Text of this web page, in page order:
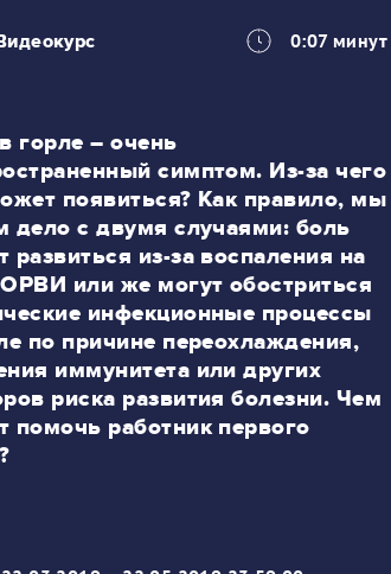
0:07 минут
горле – очень
симптом. Из-за чего
появиться? Как правило, мы
дело с двумя случаями: боль
развиться из-за воспаления на
или же могут обостриться
инфекционные процессы
по причине переохлаждения,
иммунитета или других
риска развития болезни. Чем
помочь работник первого